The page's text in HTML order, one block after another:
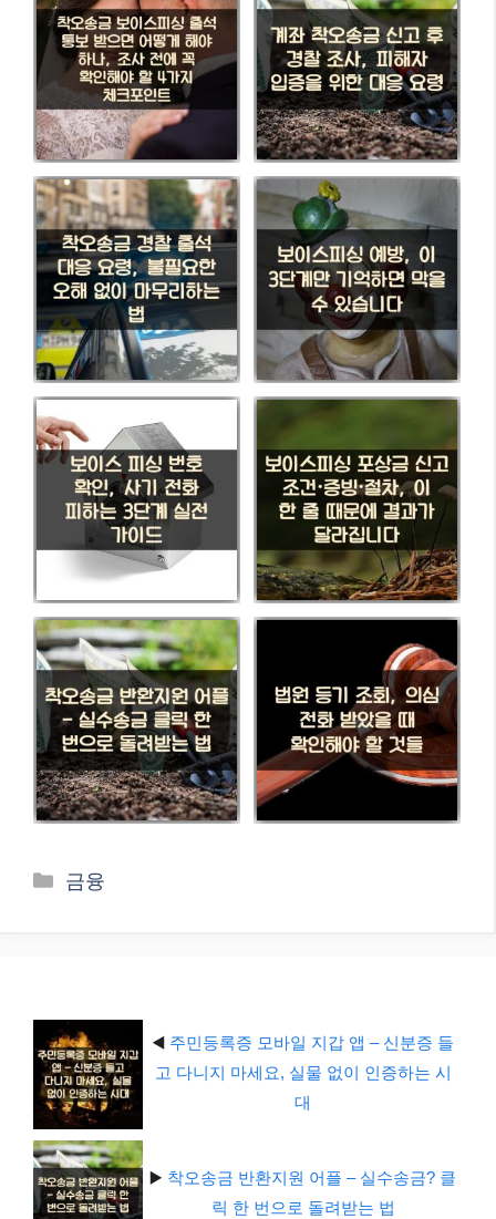
카
금융
◀️ 주민등록증 모바일 지갑 앱 – 신분증 들
고 다니지 마세요, 실물 없이 인증하는 시
대
▶️ 착오송금 반환지원 어플 – 실수송금? 클
릭 한 번으로 돌려받는 법